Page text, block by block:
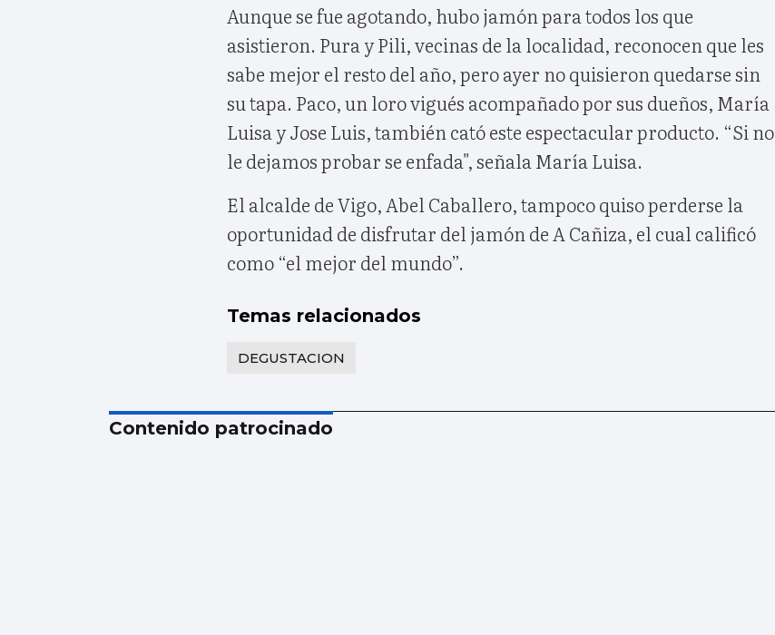
Aunque se fue agotando, hubo jamón para todos los que
asistieron. Pura y Pili, vecinas de la localidad, reconocen que les
sabe mejor el resto del año, pero ayer no quisieron quedarse sin
su tapa. Paco, un loro vigués acompañado por sus dueños, María
Luisa y Jose Luis, también cató este espectacular producto. “Si no
le dejamos probar se enfada", señala María Luisa.
El alcalde de Vigo, Abel Caballero, tampoco quiso perderse la
oportunidad de disfrutar del jamón de A Cañiza, el cual calificó
como “el mejor del mundo”.
Temas relacionados
DEGUSTACION
Contenido patrocinado